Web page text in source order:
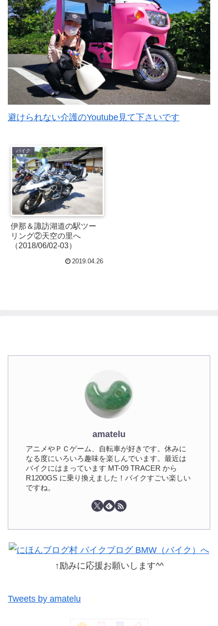
避けられない介護のYoutube見て下さいです
バイク
伊那＆諏訪湖道の駅ツー
リング②天空の里へ
（2018/06/02-03）
2019.04.26
amatelu
アニメやＰＣゲーム、自転車が好きです。休みに
なる度にいろいろ趣味を楽しんでいます。最近は
バイクにはまっています MT-09 TRACER から
R1200GS に乗り換えました！バイクすごい楽しい
ですね。
↑励みに応援お願いします^^
Tweets by amatelu